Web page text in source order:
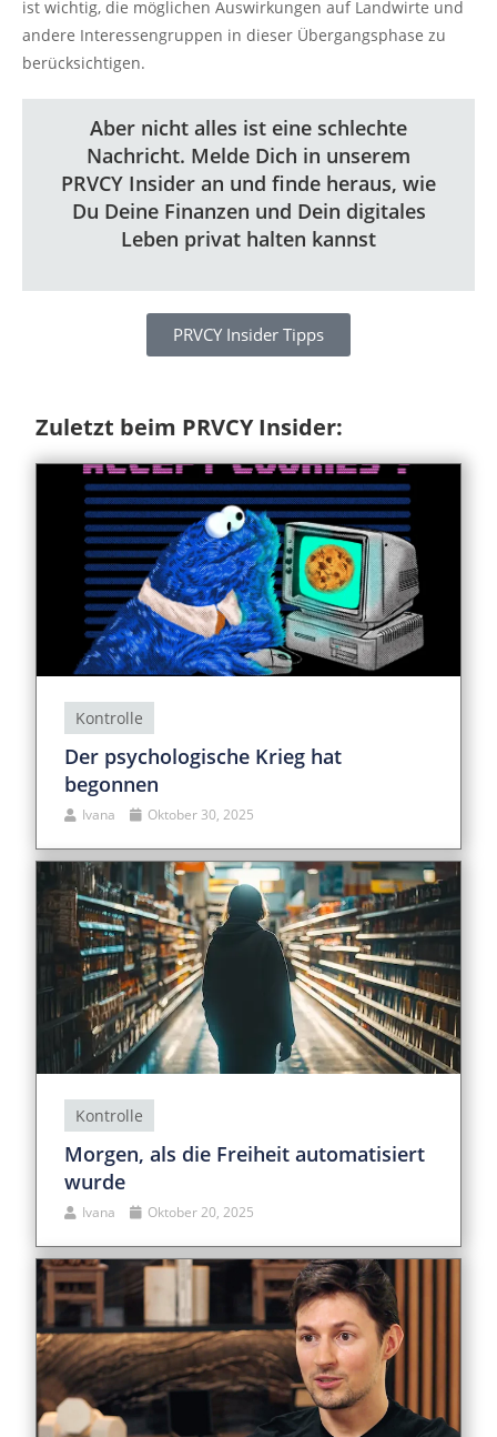
ist wichtig, die möglichen Auswirkungen auf Landwirte und
andere Interessengruppen in dieser Übergangsphase zu
berücksichtigen.
Aber nicht alles ist eine schlechte
Nachricht. Melde Dich in unserem
PRVCY Insider an und finde heraus, wie
Du Deine Finanzen und Dein digitales
Leben privat halten kannst
PRVCY Insider Tipps
Zuletzt beim PRVCY Insider:
Kontrolle
Der psychologische Krieg hat
begonnen
Ivana Oktober 30, 2025
Kontrolle
Morgen, als die Freiheit automatisiert
wurde
Ivana Oktober 20, 2025